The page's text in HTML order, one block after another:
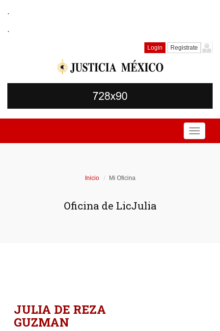
.
.
Login Registrate
Toggle
Inicio Mi Oficina
Oficina de LicJulia
JULIA DE REZA
GUZMAN